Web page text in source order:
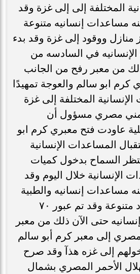
المختلفة إلى إلى غزة وقد
٤٠٠ شاحنه مساعدات إنسانيه متنوعة
غاز منازل ووقود إلى غزة وقد بدء
في السادسه من
من معبر رفح من الجانب
ابو سالم والعوجة تمهيدًا
المختلفة إلى غزة
مصري مسؤول أن
عاودت فتح معبري كرم ابو
المساعدات الإنسانية
السماح بدخول كميات
الإنسانية خلال اليوم وقد
٤٠٠ شاحنه مساعدات إنسانيه والطبية
وغذائية وغاز ووقود متنوعة وقد تم عبور ٧٠
حتى الآن ذلك من معبر
إلى معبر كرم أبو سالم
إلى غزه هذآ وقد صرح
الأحمر المصري بشمال